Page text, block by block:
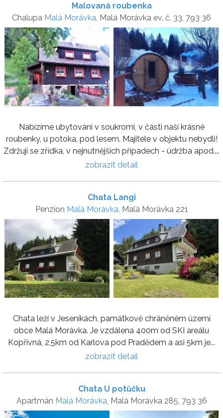
Malovaná roubenka
Chalupa Malá Morávka, Malá Morávka ev. č. 33, 793 36
Nabízíme ubytování v soukromi, v části naší krásné
roubenky, u potoka, pod lesem. Majitele v objektu nebydli!
Zdržují se zřídka, v nejnutnějších případech - údržba apod....
zobrazit detail
Chata Langi
Penzion Malá Morávka, Malá Morávka 221
Chata leží v Jeseníkách, památkově chráněném území
obce Malá Morávka. Je vzdálena 400m od SKI areálu
Kopřivná, 2,5km od Karlova pod Pradědem a asi 5km je...
zobrazit detail
Chata U potůčku
Apartmán Malá Morávka, Malá Morávka 285, 793 36